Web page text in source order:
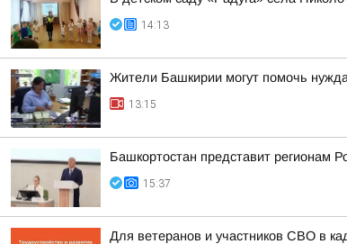
14:13
Жители Башкирии могут помочь
13:15
Башкортостан представит регионам
15:37
Для ветеранов и участников СВО в